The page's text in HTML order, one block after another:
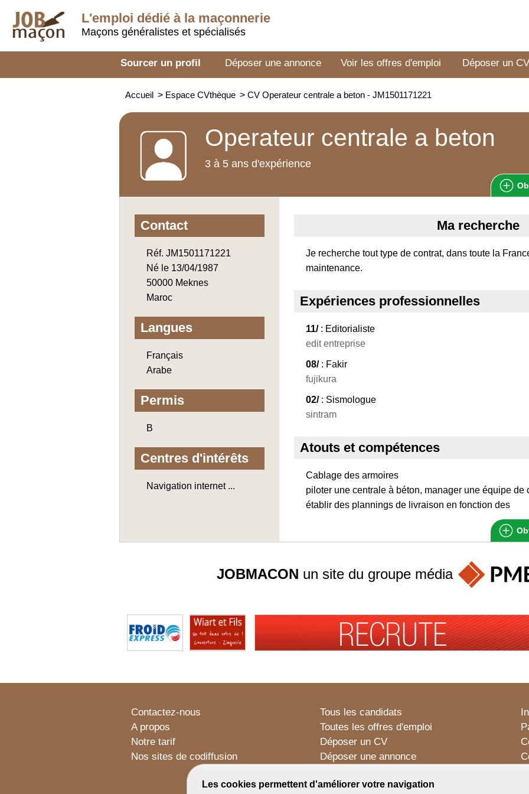
L'emploi dédié à la maçonnerie
Maçons généralistes et spécialisés
Sourcer un profil Déposer une annonce Voir les offres d'emploi Déposer un CV
Accueil > Espace CVthèque > CV Operateur centrale a beton - JM1501171221
Operateur centrale a beton
3 à 5 ans d'expérience
Contact
Réf. JM1501171221
Né le 13/04/1987
50000 Meknes
Maroc
Langues
Français
Arabe
Permis
B
Centres d'intérêts
Navigation internet ...
Ma recherche
Je recherche tout type de contrat, dans toute la
maintenance.
Expériences professionnelles
11/: Editorialiste
edit entreprise
08/: Fakir
fujikura
02/: Sismologue
sintram
Atouts et compétences
Cablage des armoires
piloter une centrale à béton, manager une équipe de
établir des plannings de livraison en fonction des
Les cookies permettent d'améliorer votre navigation
JOBMACON un site du groupe média
Contactez-nous
A propos
Notre tarif
Nos sites de codiffusion
Tous les candidats
Toutes les offres d'emploi
Déposer un CV
Déposer une annonce